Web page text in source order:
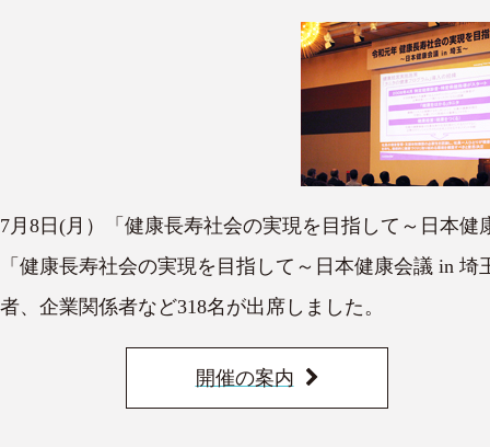
7月8日(月）「健康長寿社会の実現を目指して～日本
「健康長寿社会の実現を目指して～日本健康会議 in
者、企業関係者など318名が出席しました。
開催の案内